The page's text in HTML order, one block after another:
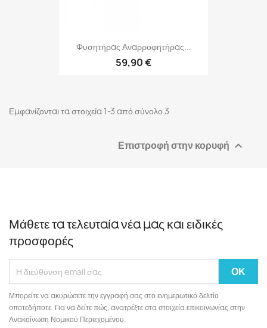
Φυσητήρας Αναρροφητήρας...
59,90 €
Εμφανίζονται τα στοιχεία 1-3 από σύνολο 3
Επιστροφή στην κορυφή 
Μάθετε τα τελευταία νέα μας και ειδικές
προσφορές
Μπορείτε να ακυρώσετε την εγγραφή σας στο ενημερωτικό δελτίο
οποτεδήποτε. Για να δείτε πώς, ανατρέξτε στα στοιχεία επικοινωνίας στην
Ανακοίνωση Νομικού Περιεχομένου.